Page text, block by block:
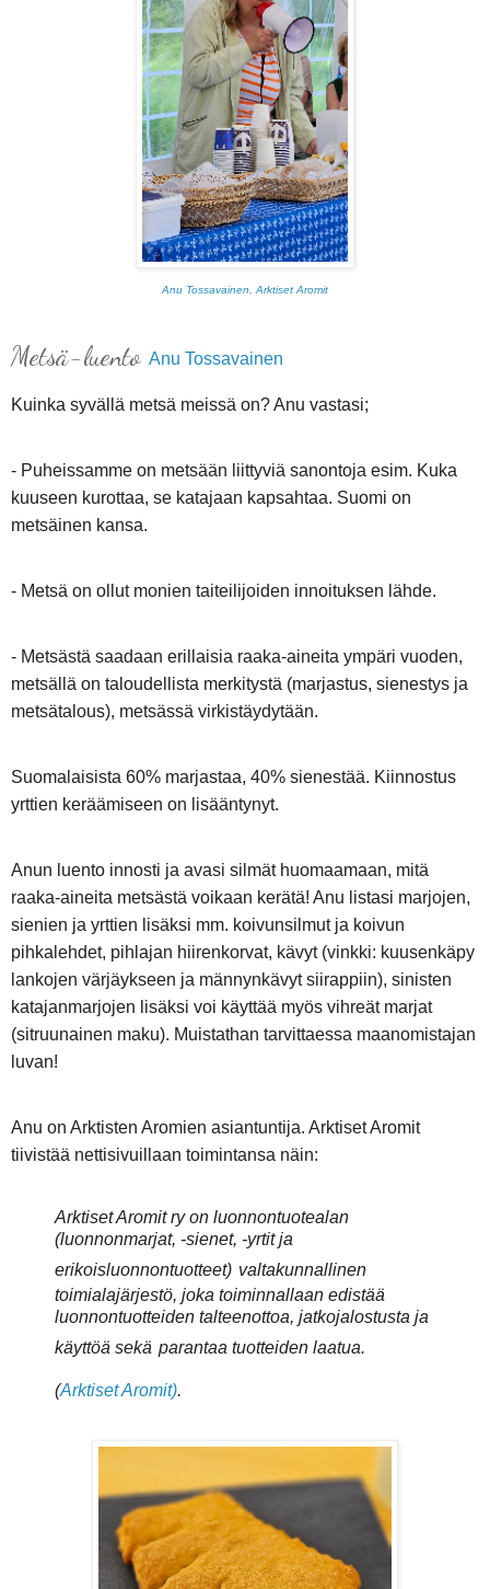
Anu Tossavainen, Arktiset Aromit
Metsä-luento Anu Tossavainen
Kuinka syvällä metsä meissä on? Anu vastasi;
- Puheissamme on metsään liittyviä sanontoja esim. Kuka
kuuseen kurottaa, se katajaan kapsahtaa. Suomi on
metsäinen kansa.
- Metsä on ollut monien taiteilijoiden innoituksen lähde.
- Metsästä saadaan erillaisia raaka-aineita ympäri vuoden,
metsällä on taloudellista merkitystä (marjastus, sienestys ja
metsätalous), metsässä virkistäydytään.
Suomalaisista 60% marjastaa, 40% sienestää. Kiinnostus
yrttien keräämiseen on lisääntynyt.
Anun luento innosti ja avasi silmät huomaamaan, mitä
raaka-aineita metsästä voikaan kerätä! Anu listasi marjojen,
sienien ja yrttien lisäksi mm. koivunsilmut ja koivun
pihkalehdet, pihlajan hiirenkorvat, kävyt (vinkki: kuusenkäpy
lankojen värjäykseen ja männynkävyt siirappiin), sinisten
katajanmarjojen lisäksi voi käyttää myös vihreät marjat
(sitruunainen maku). Muistathan tarvittaessa maanomistajan
luvan!
Anu on Arktisten Aromien asiantuntija. Arktiset Aromit
tiivistää nettisivuillaan toimintansa näin:
Arktiset Aromit ry on luonnontuotealan
(luonnonmarjat, -sienet, -yrtit ja
erikoisluonnontuotteet) valtakunnallinen
toimialajärjestö, joka toiminnallaan edistää
luonnontuotteiden talteenottoa, jatkojalostusta ja
käyttöä sekä parantaa tuotteiden laatua.
(Arktiset Aromit).